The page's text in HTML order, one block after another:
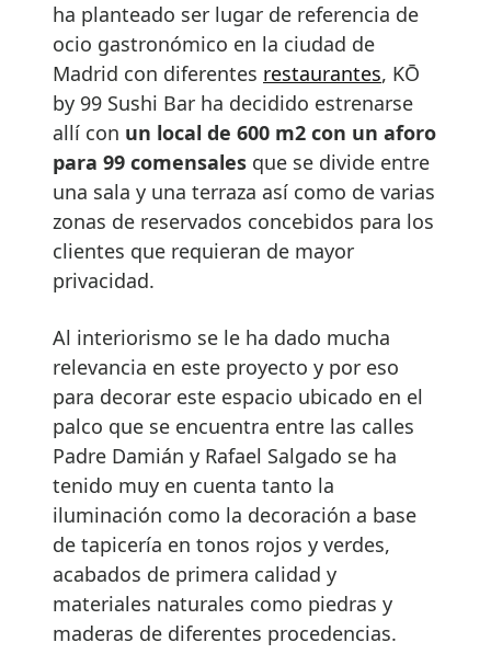
ha planteado ser lugar de referencia de
ocio gastronómico en la ciudad de
Madrid con diferentes restaurantes, KŌ
by 99 Sushi Bar ha decidido estrenarse
allí con un local de 600 m2 con un aforo
para 99 comensales que se divide entre
una sala y una terraza así como de varias
zonas de reservados concebidos para los
clientes que requieran de mayor
privacidad.
Al interiorismo se le ha dado mucha
relevancia en este proyecto y por eso
para decorar este espacio ubicado en el
palco que se encuentra entre las calles
Padre Damián y Rafael Salgado se ha
tenido muy en cuenta tanto la
iluminación como la decoración a base
de tapicería en tonos rojos y verdes,
acabados de primera calidad y
materiales naturales como piedras y
maderas de diferentes procedencias.